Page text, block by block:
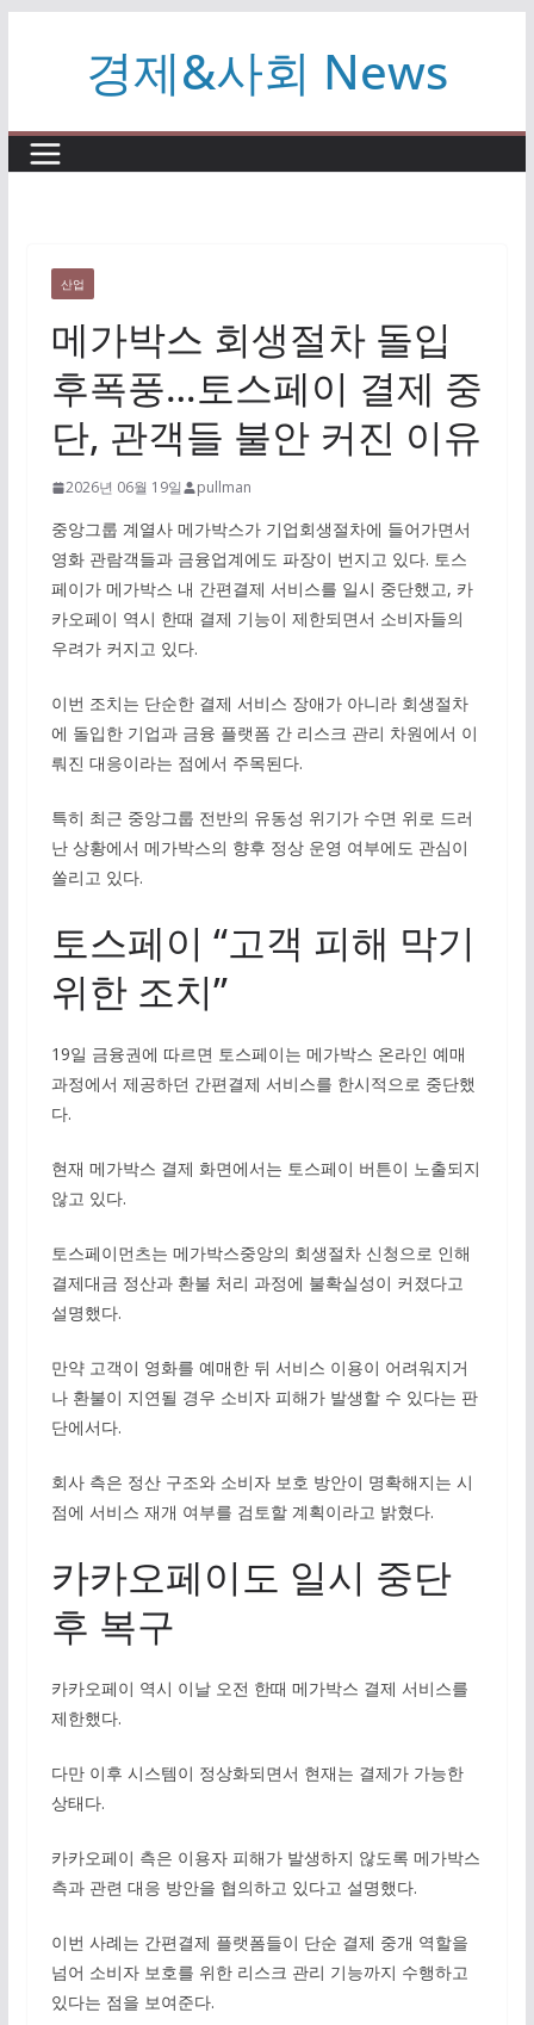
로
경제&사회 News
산업
메가박스 회생절차 돌입
후폭풍…토스페이 결제 중
단, 관객들 불안 커진 이유
2026년 06월 19일 pullman
중앙그룹 계열사 메가박스가 기업회생절차에 들어가면서
영화 관람객들과 금융업계에도 파장이 번지고 있다. 토스
페이가 메가박스 내 간편결제 서비스를 일시 중단했고, 카
카오페이 역시 한때 결제 기능이 제한되면서 소비자들의
우려가 커지고 있다.
이번 조치는 단순한 결제 서비스 장애가 아니라 회생절차
에 돌입한 기업과 금융 플랫폼 간 리스크 관리 차원에서 이
뤄진 대응이라는 점에서 주목된다.
특히 최근 중앙그룹 전반의 유동성 위기가 수면 위로 드러
난 상황에서 메가박스의 향후 정상 운영 여부에도 관심이
쏠리고 있다.
토스페이 “고객 피해 막기
위한 조치”
19일 금융권에 따르면 토스페이는 메가박스 온라인 예매
과정에서 제공하던 간편결제 서비스를 한시적으로 중단했
다.
현재 메가박스 결제 화면에서는 토스페이 버튼이 노출되지
않고 있다.
토스페이먼츠는 메가박스중앙의 회생절차 신청으로 인해
결제대금 정산과 환불 처리 과정에 불확실성이 커졌다고
설명했다.
만약 고객이 영화를 예매한 뒤 서비스 이용이 어려워지거
나 환불이 지연될 경우 소비자 피해가 발생할 수 있다는 판
단에서다.
회사 측은 정산 구조와 소비자 보호 방안이 명확해지는 시
점에 서비스 재개 여부를 검토할 계획이라고 밝혔다.
카카오페이도 일시 중단
후 복구
카카오페이 역시 이날 오전 한때 메가박스 결제 서비스를
제한했다.
다만 이후 시스템이 정상화되면서 현재는 결제가 가능한
상태다.
카카오페이 측은 이용자 피해가 발생하지 않도록 메가박스
측과 관련 대응 방안을 협의하고 있다고 설명했다.
이번 사례는 간편결제 플랫폼들이 단순 결제 중개 역할을
넘어 소비자 보호를 위한 리스크 관리 기능까지 수행하고
있다는 점을 보여준다.